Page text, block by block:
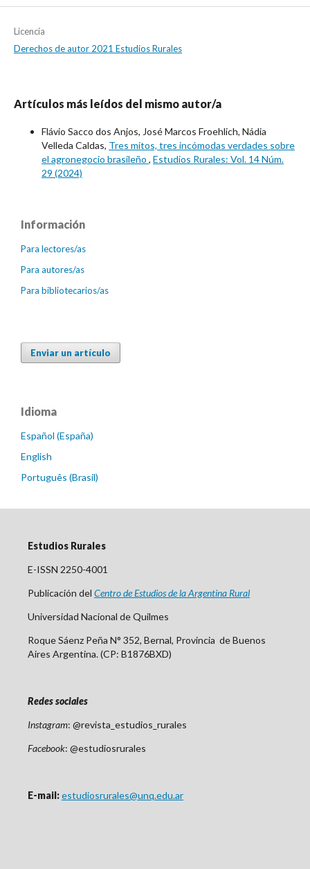
Licencia
Derechos de autor 2021 Estudios Rurales
Artículos más leídos del mismo autor/a
Flávio Sacco dos Anjos, José Marcos Froehlich, Nádia
Velleda Caldas, Tres mitos, tres incómodas verdades sobre
el agronegocio brasileño , Estudios Rurales: Vol. 14 Núm.
29 (2024)
Información
Para lectores/as
Para autores/as
Para bibliotecarios/as
Enviar un artículo
Idioma
Español (España)
English
Português (Brasil)
Estudios Rurales
E-ISSN 2250-4001
Publicación del Centrode Estudios de la Argentina Rural
Universidad Nacional de Quilmes
Roque Sáenz Peña N° 352, Bernal, Provincia de Buenos
Aires Argentina. (CP: B1876BXD)
Redes sociales
Instagram: @revista_estudios_rurales
Facebook: @estudiosrurales
E-mail:estudiosrurales@unq.edu.ar